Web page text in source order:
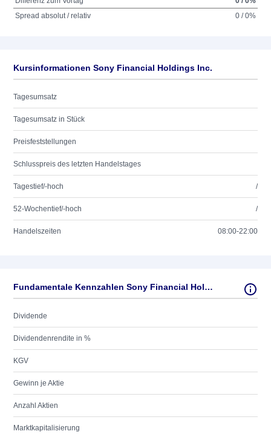
Spread absolut / relativ
0 / 0%
Kursinformationen Sony Financial Holdings Inc.
Tagesumsatz
Tagesumsatz in Stück
Preisfeststellungen
Schlusspreis des letzten Handelstages
Tagestief/-hoch /
52-Wochentief/-hoch /
Handelszeiten 08:00-22:00
Fundamentale Kennzahlen Sony Financial Holdings Inc.
Dividende
Dividendenrendite in %
KGV
Gewinn je Aktie
Anzahl Aktien
Marktkapitalisierung